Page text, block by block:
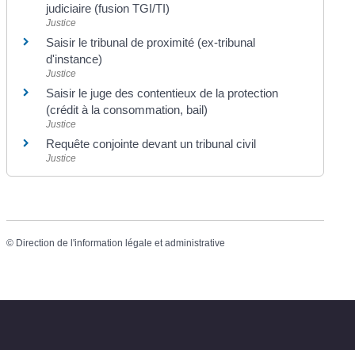
judiciaire (fusion TGI/TI)
Justice
Saisir le tribunal de proximité (ex-tribunal
d'instance)
Justice
Saisir le juge des contentieux de la protection
(crédit à la consommation, bail)
Justice
Requête conjointe devant un tribunal civil
Justice
© Direction de l'information légale et administrative